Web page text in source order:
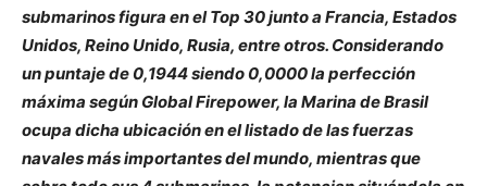
submarinos figura en el Top 30 junto a Francia, Estados
Unidos, Reino Unido, Rusia, entre otros. Considerando
un puntaje de 0,1944 siendo 0,0000 la perfección
máxima según Global Firepower, la Marina de Brasil
ocupa dicha ubicación en el listado de las fuerzas
navales más importantes del mundo, mientras que